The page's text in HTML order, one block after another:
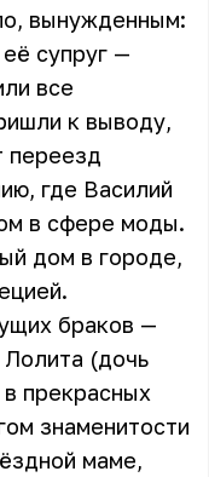
вынужденным:
супруг —
все
к выводу,
переезд
где Василий
в сфере моды.
дом в городе,
браков —
Лолита (дочь
прекрасных
знаменитости
маме,